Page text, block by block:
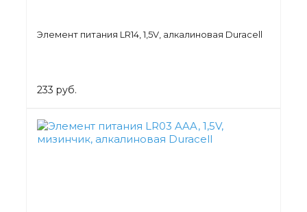
Элемент питания LR14, 1,5V, алкалиновая Duracell
233 руб.